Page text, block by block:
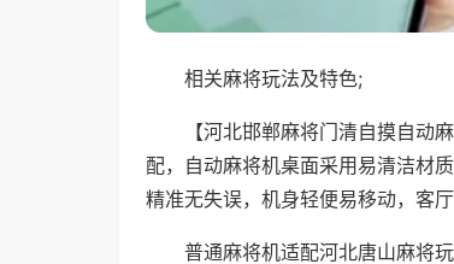
相关麻将玩法及特色;
【河北邯郸麻将门清自摸自动
配，自动麻将机桌面采用易清洁材
精准无失误，机身轻便易移动，客
普通麻将机适配河北唐山麻将